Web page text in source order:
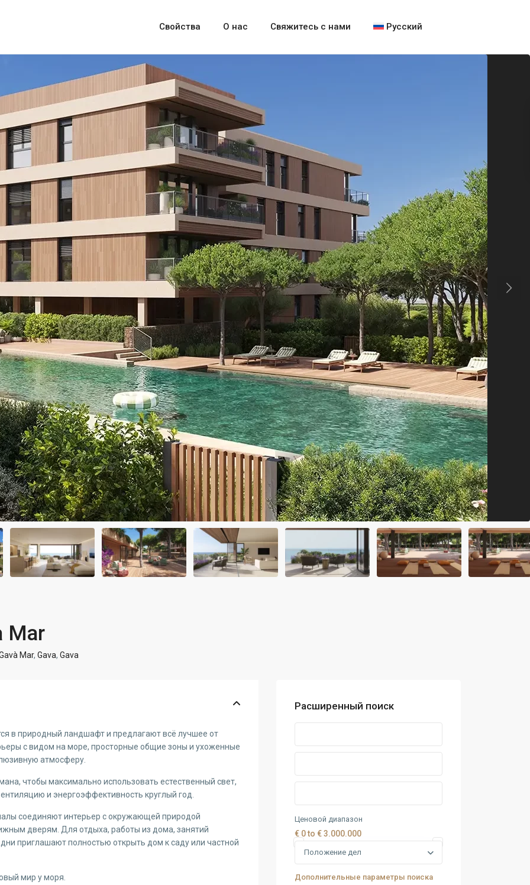
Свойства О нас Свяжитесь с нами Русский
Mar
Mar, Gava, Gava
в природный ландшафт и предлагают всё лучшее от
с видом на море, просторные общие зоны и ухоженные
атмосферу.
чтобы максимально использовать естественный свет,
и энергоэффективность круглый год.
соединяют интерьер с окружающей природой
дверям. Для отдыха, работы из дома, занятий
приглашают полностью открыть дом к саду или частной
мир у моря.
Расширенный поиск
Ценовой диапазон
€ 0 to € 3.000.000
Положение дел
Дополнительные параметры поиска